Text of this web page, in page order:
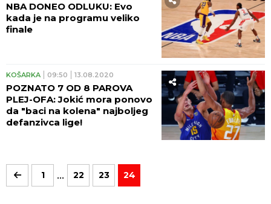
NBA DONEO ODLUKU: Evo
kada je na programu veliko
finale
KOŠARKA 09:50 13.08.2020
POZNATO 7 OD 8 PAROVA
PLEJ-OFA: Jokić mora ponovo
da "baci na kolena" najboljeg
defanzivca lige!
1 ... 22 23 24